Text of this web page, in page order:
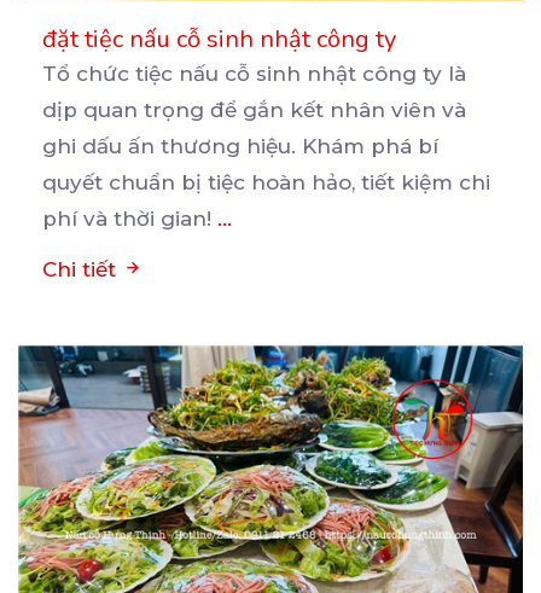
đặt tiệc nấu cỗ sinh nhật công ty
Tổ chức tiệc nấu cỗ sinh nhật công ty là
dịp quan trọng để gắn kết nhân viên và
ghi dấu ấn thương hiệu. Khám phá bí
quyết chuẩn bị tiệc hoàn hảo, tiết kiệm chi
phí và thời gian! ...
Chi tiết